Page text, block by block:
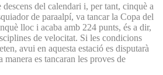
del calendari i, per tant, cinquè a
de paraalpí, va tancar la Copa del
lloc i acaba amb 224 punts, és a dir,
de velocitat. Si les condicions
avui en aquesta estació es disputarà
manera es tancaran les proves de